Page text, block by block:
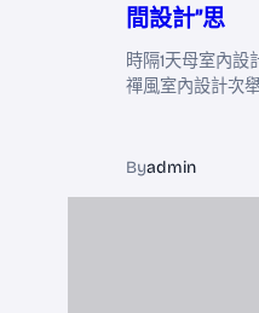
間設計”思
時隔1天母室內
禪風室內設計次
Byadmin